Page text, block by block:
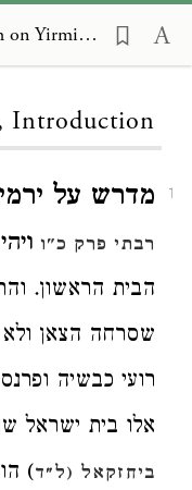
Otzar Midrashim, Midrash on Yirmiyahu, Introduction
Introduction
1 מדרש על
רבתי פרק כ"ו
הבית הראשון.
שסרחה הצאן
רועי כבשיה
אלו בית ישראל
ביחזקאל (ל״ד)